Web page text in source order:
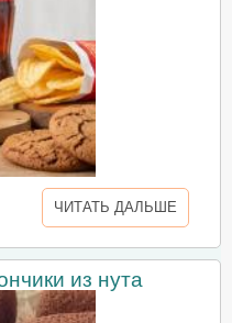
ЧИТАТЬ ДАЛЬШЕ
из нута